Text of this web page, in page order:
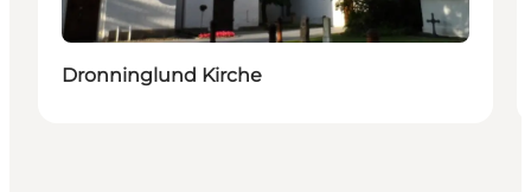
Dronninglund Kirche